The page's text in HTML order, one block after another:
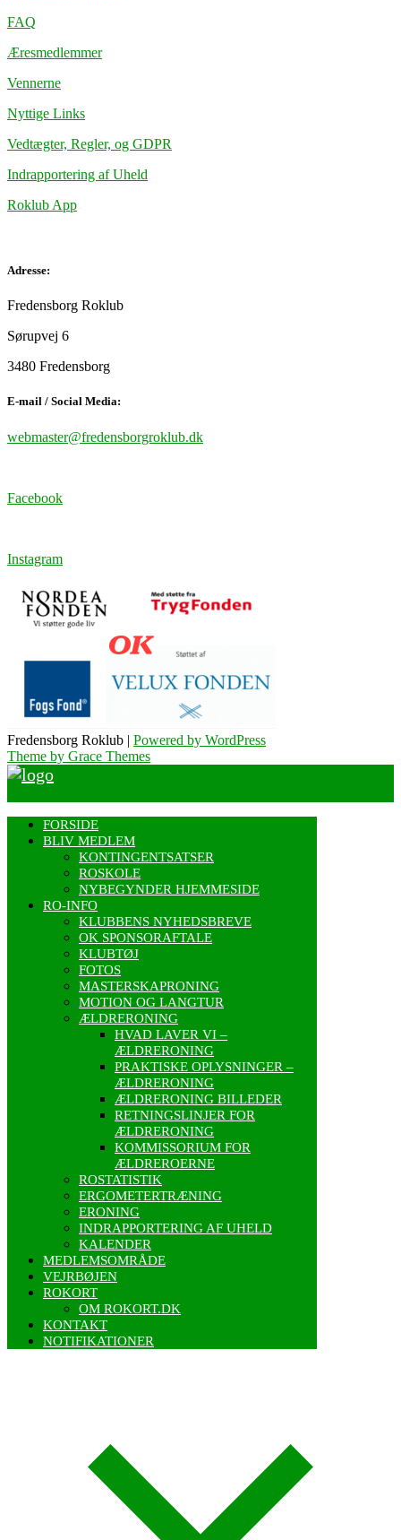
FAQ
Æresmedlemmer
Vennerne
Nyttige Links
Vedtægter, Regler, og GDPR
Indrapportering af Uheld
Roklub App
Adresse:
Fredensborg Roklub
Sørupvej 6
3480 Fredensborg
E-mail / Social Media:
webmaster@fredensborgroklub.dk
Facebook
Instagram
Fredensborg Roklub | Powered by WordPress
Theme by Grace Themes
FORSIDE
BLIV MEDLEM
KONTINGENTSATSER
ROSKOLE
NYBEGYNDER HJEMMESIDE
RO-INFO
KLUBBENS NYHEDSBREVE
OK SPONSORAFTALE
KLUBTØJ
FOTOS
MASTERSKAPRONING
MOTION OG LANGTUR
ÆLDRERONING
HVAD LAVER VI –
ÆLDRERONING
PRAKTISKE OPLYSNINGER –
ÆLDRERONING
ÆLDRERONING BILLEDER
RETNINGSLINJER FOR
ÆLDRERONING
KOMMISSORIUM FOR
ÆLDREROERNE
ROSTATISTIK
ERGOMETERTRÆNING
ERONING
INDRAPPORTERING AF UHELD
KALENDER
MEDLEMSOMRÅDE
VEJRBØJEN
ROKORT
OM ROKORT.DK
KONTAKT
NOTIFIKATIONER